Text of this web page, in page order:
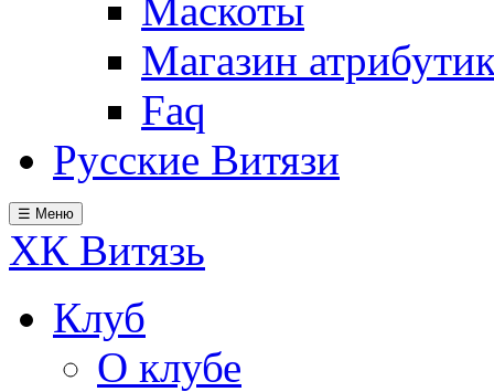
Маскоты
Магазин
Faq
Русские Витязи
☰ Меню
ХК Витязь
Клуб
О клубе